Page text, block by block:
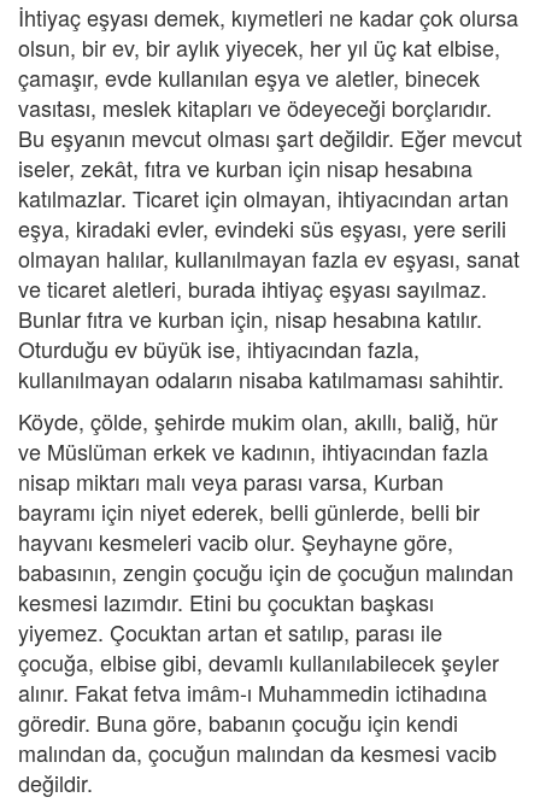
İhtiyaç eşyası demek, kıymetleri ne kadar çok olursa
olsun, bir ev, bir aylık yiyecek, her yıl üç kat elbise,
çamaşır, evde kullanılan eşya ve aletler, binecek
vasıtası, meslek kitapları ve ödeyeceği borçlarıdır.
Bu eşyanın mevcut olması şart değildir. Eğer mevcut
iseler, zekât, fıtra ve kurban için nisap hesabına
katılmazlar. Ticaret için olmayan, ihtiyacından artan
eşya, kiradaki evler, evindeki süs eşyası, yere serili
olmayan halılar, kullanılmayan fazla ev eşyası, sanat
ve ticaret aletleri, burada ihtiyaç eşyası sayılmaz.
Bunlar fıtra ve kurban için, nisap hesabına katılır.
Oturduğu ev büyük ise, ihtiyacından fazla,
kullanılmayan odaların nisaba katılmaması sahihtir.
Köyde, çölde, şehirde mukim olan, akıllı, baliğ, hür
ve Müslüman erkek ve kadının, ihtiyacından fazla
nisap miktarı malı veya parası varsa, Kurban
bayramı için niyet ederek, belli günlerde, belli bir
hayvanı kesmeleri vacib olur. Şeyhayne göre,
babasının, zengin çocuğu için de çocuğun malından
kesmesi lazımdır. Etini bu çocuktan başkası
yiyemez. Çocuktan artan et satılıp, parası ile
çocuğa, elbise gibi, devamlı kullanılabilecek şeyler
alınır. Fakat fetva imâm-ı Muhammedin ictihadına
göredir. Buna göre, babanın çocuğu için kendi
malından da, çocuğun malından da kesmesi vacib
değildir.